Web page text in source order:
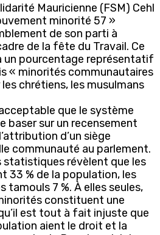
Mauricienne (FSM) Cehl
minorité 57 »
de son parti à
de la fête du Travail. Ce
un pourcentage représentatif
« minorités communautaires
chrétiens, les musulmans
que le système
baser sur un recensement
d’un siège
communauté au parlement.
statistiques révèlent que les
33 % de la population, les
tamouls 7 %. À elles seules,
constituent une
est tout à fait injuste que
aient le droit et la